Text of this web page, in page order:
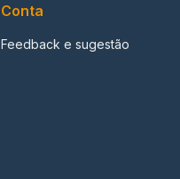
Conta
Feedback e sugestão